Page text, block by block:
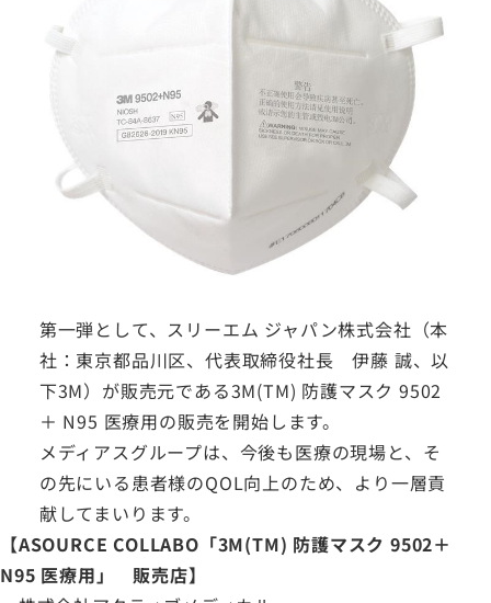
第一弾として、スリーエム ジャパン株式会社（本
社：東京都品川区、代表取締役社長 伊藤 誠、以
下3M）が販売元である3M(TM) 防護マスク 9502
＋ N95 医療用の販売を開始します。
メディアスグループは、今後も医療の現場と、そ
の先にいる患者様のQOL向上のため、より一層貢
献してまいります。
【ASOURCE COLLABO「3M(TM) 防護マスク 9502＋
N95 医療用」 販売店】